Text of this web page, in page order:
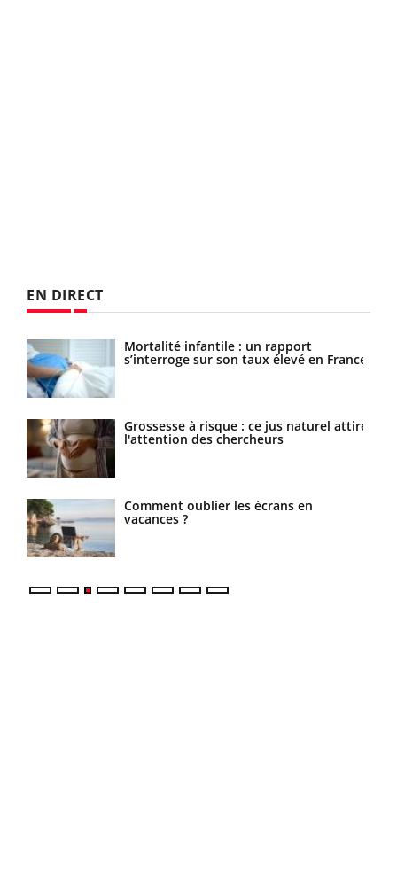
EN DIRECT
Mortalité infantile : un rapport
s’interroge sur son taux élevé en France
Grossesse à risque : ce jus naturel attire
l'attention des chercheurs
Comment oublier les écrans en
vacances ?